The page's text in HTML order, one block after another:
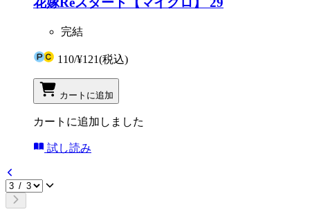
完結
110/¥121(税込)
カートに追加
カートに追加しました
試し読み